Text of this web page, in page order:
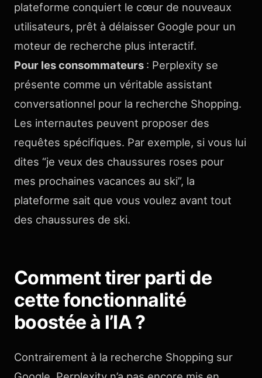
plateforme conquiert le cœur de nouveaux
utilisateurs, prêt à délaisser Google pour un
moteur de recherche plus interactif.
Pour les consommateurs : Perplexity se
présente comme un véritable assistant
conversationnel pour la recherche Shopping.
Les internautes peuvent proposer des
requêtes spécifiques. Par exemple, si vous lui
dites “je veux des chaussures roses pour
mes prochaines vacances au ski”, la
plateforme sait que vous voulez avant tout
des chaussures de ski.
Comment tirer parti de
cette fonctionnalité
boostée à l’IA ?
Contrairement à la recherche Shopping sur